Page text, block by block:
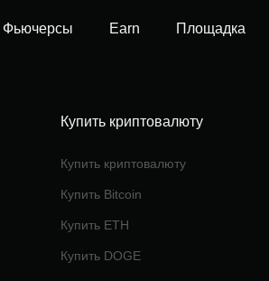
Фьючерсы Earn Площадка
Купить криптовалюту
Купить криптовалюту
Купить Bitcoin
Купить ETH
Купить DOGE